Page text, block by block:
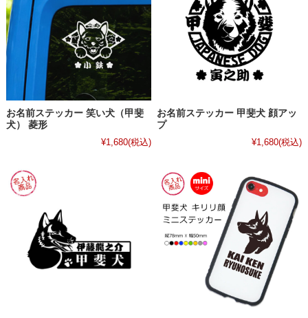
お名前ステッカー 笑い犬（甲斐
犬） 菱形
¥1,680(税込)
お名前ステッカー 甲斐犬 顔アッ
プ
¥1,680(税込)